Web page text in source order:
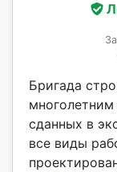
Бригада
сданных в
все виды